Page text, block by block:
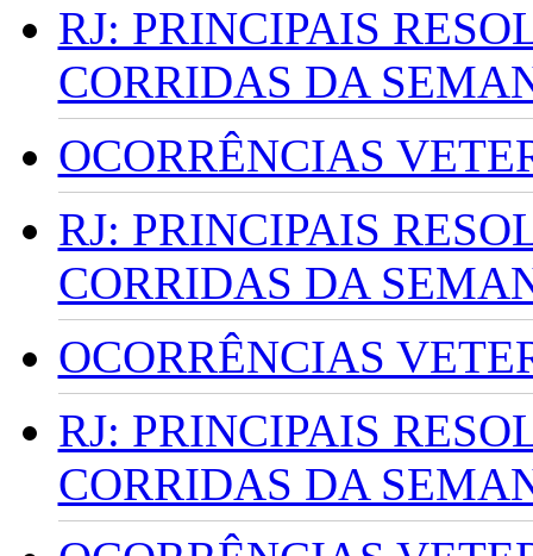
RJ: PRINCIPAIS
CORRIDAS DA
OCORRÊNCIAS
RJ: PRINCIPAIS
CORRIDAS DA
OCORRÊNCIAS
RJ: PRINCIPAIS
CORRIDAS DA